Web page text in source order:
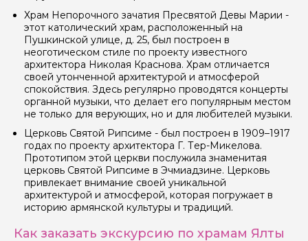
Храм Непорочного зачатия Пресвятой Девы Марии -
этот католический храм, расположенный на
Пушкинской улице, д. 25, был построен в
неоготическом стиле по проекту известного
архитектора Николая Краснова. Храм отличается
своей утонченной архитектурой и атмосферой
спокойствия. Здесь регулярно проводятся концерты
органной музыки, что делает его популярным местом
не только для верующих, но и для любителей музыки.
Церковь Святой Рипсиме - был построен в 1909–1917
годах по проекту архитектора Г. Тер-Микелова.
Прототипом этой церкви послужила знаменитая
церковь Святой Рипсиме в Эчмиадзине. Церковь
привлекает внимание своей уникальной
архитектурой и атмосферой, которая погружает в
историю армянской культуры и традиций.
Как заказать экскурсию по храмам Ялты